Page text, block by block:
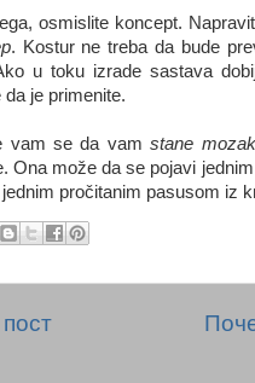
osmislite koncept.
. Kostur ne treba da bude
u toku izrade sastava
da je primenite.
vam se da vamstane mozak
Ona može da se pojavi
pročitanim pasusom iz